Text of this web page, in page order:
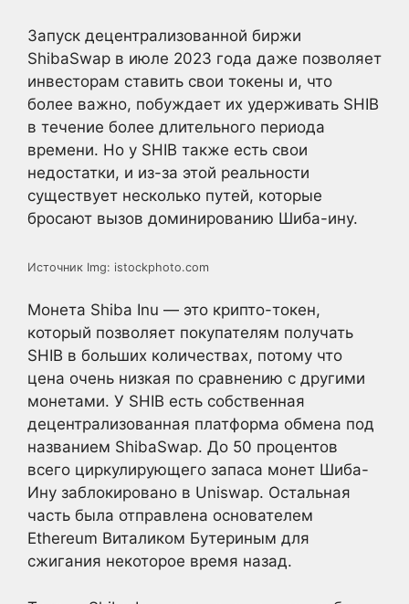
Запуск децентрализованной биржи
ShibaSwap в июле 2023 года даже позволяет
инвесторам ставить свои токены и, что
более важно, побуждает их удерживать SHIB
в течение более длительного периода
времени. Но у SHIB также есть свои
недостатки, и из-за этой реальности
существует несколько путей, которые
бросают вызов доминированию Шиба-ину.
Источник Img: istockphoto.com
Монета Shiba Inu — это крипто-токен,
который позволяет покупателям получать
SHIB в больших количествах, потому что
цена очень низкая по сравнению с другими
монетами. У SHIB есть собственная
децентрализованная платформа обмена под
названием ShibaSwap. До 50 процентов
всего циркулирующего запаса монет Шиба-
Ину заблокировано в Uniswap. Остальная
часть была отправлена основателем
Ethereum Виталиком Бутериным для
сжигания некоторое время назад.